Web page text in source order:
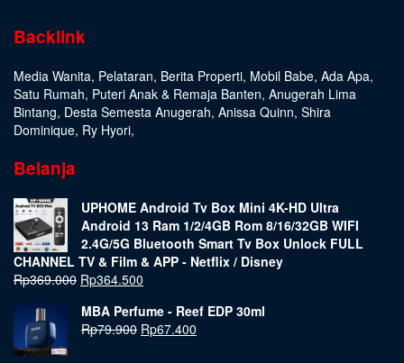
Backlink
Media Wanita, Pelataran, Berita Properti, Mobil Babe, Ada Apa,
Satu Rumah, Puteri Anak & Remaja Banten, Anugerah Lima
Bintang, Desta Semesta Anugerah, Anissa Quinn, Shira
Dominique, Ry Hyori,
Belanja
UPHOME Android Tv Box Mini 4K-HD Ultra
Android 13 Ram 1/2/4GB Rom 8/16/32GB WIFI
2.4G/5G Bluetooth Smart Tv Box Unlock FULL
CHANNEL TV & Film & APP - Netflix / Disney
Rp369.000 Rp364.500
MBA Perfume - Reef EDP 30ml
Rp79.900 Rp67.400